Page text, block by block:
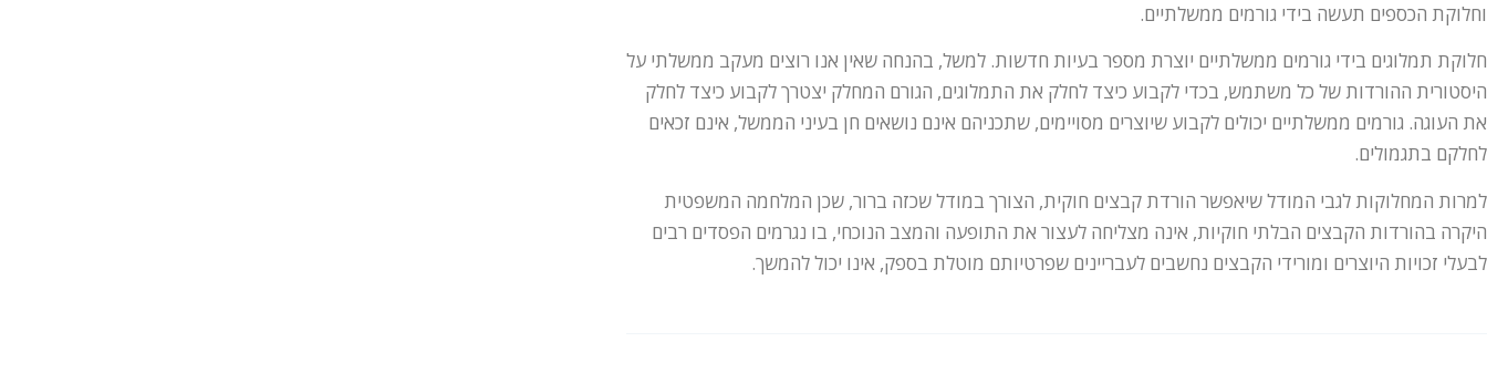
וחלוקת הכספים תעשה בידי גורמים ממשלתיים.
חלוקת תמלוגים בידי גורמים ממשלתיים יוצרת מספר בעיות חדשות. למשל, בהנחה שאין אנו רוצים מעקב ממשלתי על
היסטורית ההורדות של כל משתמש, בכדי לקבוע כיצד לחלק את התמלוגים, הגורם המחלק יצטרך לקבוע כיצד לחלק
את העוגה. גורמים ממשלתיים יכולים לקבוע שיוצרים מסויימים, שתכניהם אינם נושאים חן בעיני הממשל, אינם זכאים
לחלקם בתגמולים.
למרות המחלוקות לגבי המודל שיאפשר הורדת קבצים חוקית, הצורך במודל שכזה ברור, שכן המלחמה המשפטית
היקרה בהורדות הקבצים הבלתי חוקיות, אינה מצליחה לעצור את התופעה והמצב הנוכחי, בו נגרמים הפסדים רבים
לבעלי זכויות היוצרים ומורידי הקבצים נחשבים לעבריינים שפרטיותם מוטלת בספק, אינו יכול להמשך.